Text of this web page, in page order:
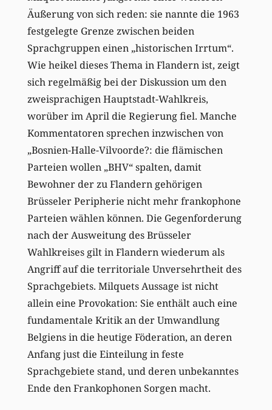
Äußerung von sich reden: sie nannte die 1963
festgelegte Grenze zwischen beiden
Sprachgruppen einen „historischen Irrtum“.
Wie heikel dieses Thema in Flandern ist, zeigt
sich regelmäßig bei der Diskussion um den
zweisprachigen Hauptstadt-Wahlkreis,
worüber im April die Regierung fiel. Manche
Kommentatoren sprechen inzwischen von
„Bosnien-Halle-Vilvoorde?: die flämischen
Parteien wollen „BHV“ spalten, damit
Bewohner der zu Flandern gehörigen
Brüsseler Peripherie nicht mehr frankophone
Parteien wählen können. Die Gegenforderung
nach der Ausweitung des Brüsseler
Wahlkreises gilt in Flandern wiederum als
Angriff auf die territoriale Unversehrtheit des
Sprachgebiets. Milquets Aussage ist nicht
allein eine Provokation: Sie enthält auch eine
fundamentale Kritik an der Umwandlung
Belgiens in die heutige Föderation, an deren
Anfang just die Einteilung in feste
Sprachgebiete stand, und deren unbekanntes
Ende den Frankophonen Sorgen macht.